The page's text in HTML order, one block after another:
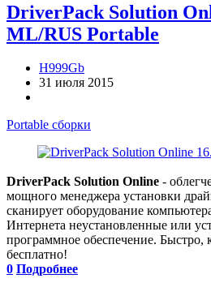
DriverPack Solution
ML/RUS Portable
H999Gb
31 июля 2015
Portable сборки
DriverPack Solution Online -
мощного менеджера установки
сканирует оборудование
Интернета неустановленные или
программное обеспечение. Быстро,
бесплатно!
0 Подробнее